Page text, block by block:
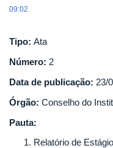
09:02
Tipo: Ata
Número: 2
Data de publicação: 23/
Órgão: Conselho do
Pauta:
Relatório de